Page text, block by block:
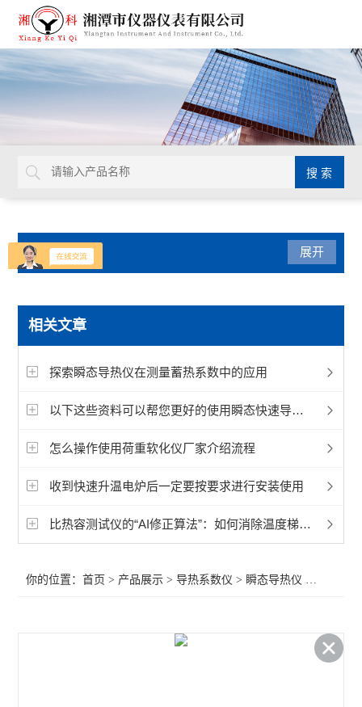
产品分类
瞬态导热仪
快速导热仪
高温导热仪
平板导热仪
热流法导热系数仪
展开
相关文章
探索瞬态导热仪在测量蓄热系数中的应用
以下这些资料可以帮您更好的使用瞬态快速导热系数仪
怎么操作使用荷重软化仪厂家介绍流程
收到快速升温电炉后一定要按要求进行安装使用
比热容测试仪的“AI修正算法”：如何消除温度梯度误差，提升数据重复性？
你的位置：首页 > 产品展示 >导热系数仪 > 瞬态导热仪